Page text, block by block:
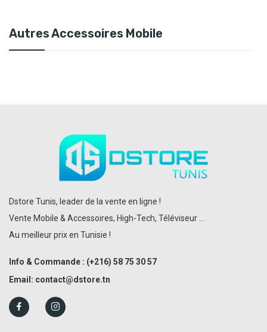
Autres Accessoires Mobile
Dstore Tunis, leader de la vente en ligne !
Vente Mobile & Accessoires, High-Tech, Téléviseur ...
Au meilleur prix en Tunisie !
Info & Commande : (+216) 58 75 30 57
Email: contact@dstore.tn